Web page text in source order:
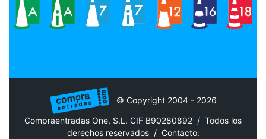
© Copyright 2004 - 2026
Compraentradas One, S.L. CIF B90280892 / Todos los
derechos reservados / Contacto: